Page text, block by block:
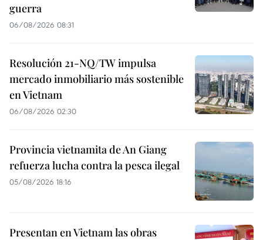
guerra
06/08/2026 08:31
Resolución 21-NQ/TW impulsa
mercado inmobiliario más sostenible
en Vietnam
06/08/2026 02:30
Provincia vietnamita de An Giang
refuerza lucha contra la pesca ilegal
05/08/2026 18:16
Presentan en Vietnam las obras